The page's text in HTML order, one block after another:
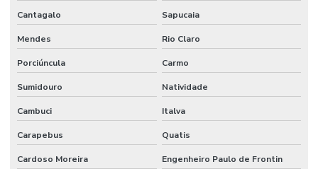
Cantagalo Sapucaia
Mendes Rio Claro
Porciúncula Carmo
Sumidouro Natividade
Cambuci Italva
Carapebus Quatis
Cardoso Moreira Engenheiro Paulo de Frontin